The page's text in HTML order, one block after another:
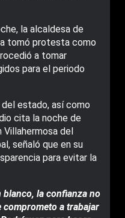
la alcaldesa de
tomó protesta como
a tomar
para el periodo
del estado, así como
cita la noche de
del
señaló que en su
para evitar la
blanco, la confianza no
comprometo a trabajar